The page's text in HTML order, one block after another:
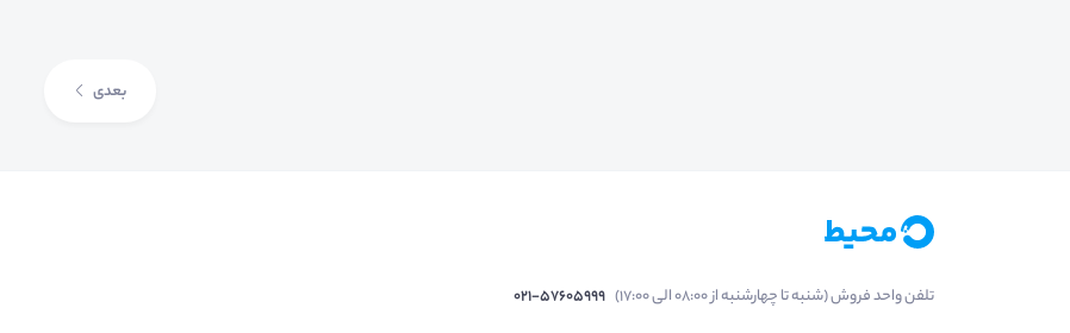
بعدی
تلفن واحد فروش (شنبه تا چهارشنبه از 08:00 الی 17:00) 021-57605999